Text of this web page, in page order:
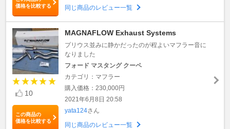
価格を比較する
同じ商品のレビュー一覧
10
この商品の
価格を比較する
MAGNAFLOW Exhaust Systems
プリウス並みに静かだったのが程よいマフラー音に
なりました
フォード マスタング クーペ
カテゴリ：マフラー
購入価格：230,000円
2021年6月8日 20:58
yata124さん
同じ商品のレビュー一覧